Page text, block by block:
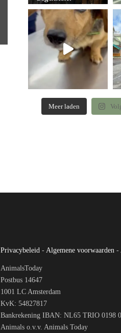
Meer laden
Privacybeleid - Algemene voorwaarden -
AnimalsToday
Postbus 14647
1001 LC Amsterdam
KvK: 54827817
Bankrekening IBAN: NL65 TRIO 0198
Animals o.v.v. Animals Today